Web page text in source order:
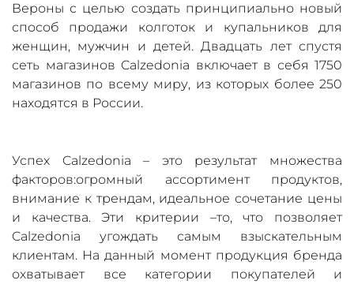
Вероны с целью создать принципиально новый
способ продажи колготок и купальников для
женщин, мужчин и детей. Двадцать лет спустя
сеть магазинов Calzedonia включает в себя 1750
магазинов по всему миру, из которых более 250
находятся в России.
Успех Calzedonia – это результат множества
факторов:огромный ассортимент продуктов,
внимание к трендам, идеальное сочетание цены
и качества. Эти критерии –то, что позволяет
Calzedonia угождать самым взыскательным
клиентам. На данный момент продукция бренда
охватывает все категории покупателей и